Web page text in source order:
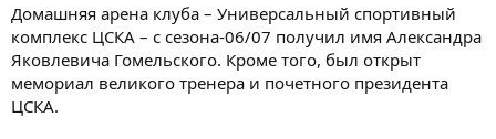
Домашняя арена клуба – Универсальный спортивный
комплекс ЦСКА – с сезона-06/07 получил имя Александра
Яковлевича Гомельского. Кроме того, был открыт
мемориал великого тренера и почетного президента
ЦСКА.